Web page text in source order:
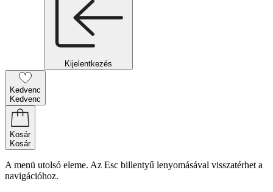
Kijelentkezés
Kedvenc
Kedvenc
Kosár
Kosár
A menü utolsó eleme. Az Esc billentyű lenyomásával visszatérhet a
navigációhoz.